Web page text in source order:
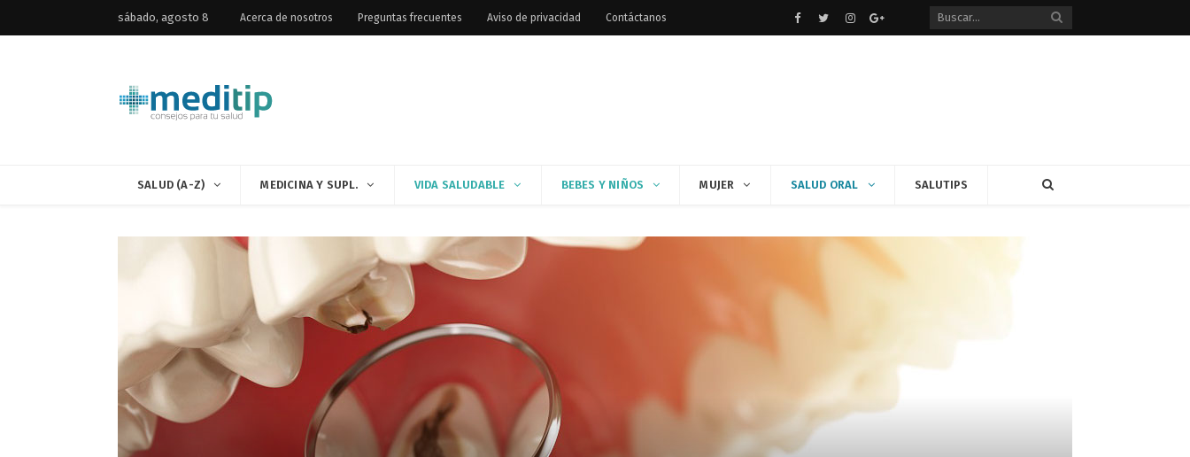
sábado, agosto 8 Acerca de nosotros Preguntas frecuentes Aviso de privacidad Contáctanos Facebook
TwitterinstagramGoogle+
SALUD (A-Z) MEDICINA Y SUPL. VIDA SALUDABLE BEBES Y NIÑOS MUJER SALUD ORAL SALUTIPS